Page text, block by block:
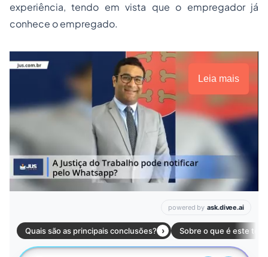
experiência, tendo em vista que o empregador já
conhece o empregado.
Leia mais